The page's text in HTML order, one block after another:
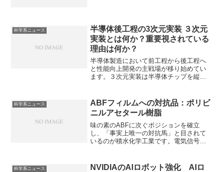
れています。強い磁力をために必要な特
徴やネオジム磁石がなぜ強い磁力を持つ
のかを知ることができます。
科学系ニュース
半導体後工程の3次元実装 ３次元
実装とは何か？重要視されている
理由は何か？
半導体製造において前工程から後工程へ
と性能向上開発の主戦場が移り始めてい
ます。３次元実装は半導体チップを縦方
密度に集積する微細化に限界が見える中
でチップを垂直に積み重ねることで、配
線距離を大幅に短縮することが不可欠と
なっています。３次元実装の内容や利
点、特徴を知ることができます。
科学系ニュース
ABFフィルムへの対抗品：ポリビ
ニルアセタール樹脂
味の素のABFに次ぐポジションを確立
し、「事実上唯一の対抗馬」と目されて
いるのが積水化学工業です。電気信号の
特徴があるのか知ることができます。
科学系ニュース
NVIDIAのAIロボット強化 AIロ